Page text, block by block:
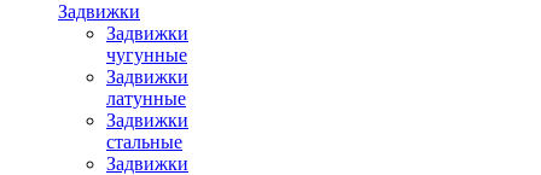
Задвижки
Задвижки
чугунные
Задвижки
латунные
Задвижки
стальные
Задвижки